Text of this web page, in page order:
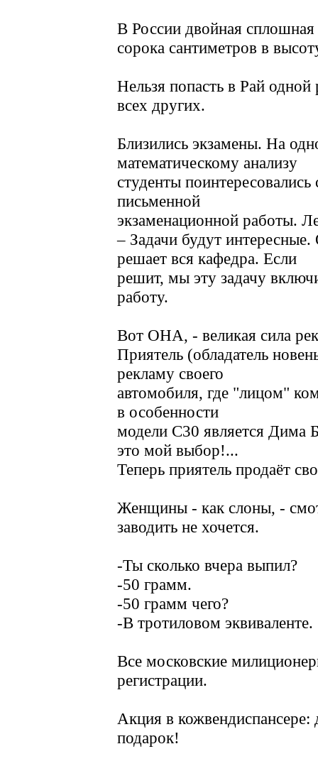
В России двойная
сорока сантиметров в
Нельзя попасть в Рай
всех других.
Близились экзамены. На
математическому анализу
студенты
письменной
экзаменационной работы.
– Задачи будут
решает вся кафедра. Если
решит, мы эту задачу
работу.
Вот ОНА, - великая сила
Приятель (обладатель
рекламу своего
автомобиля, где "лицом"
в особенности
модели C30 является Дима
это мой выбор!...
Теперь приятель продаёт
Женщины - как слоны, -
заводить не хочется.
-Ты сколько вчера выпил?
-50 грамм.
-50 грамм чего?
-В тротиловом эквиваленте.
Все московские
регистрации.
Акция в кожвендиспансере:
подарок!